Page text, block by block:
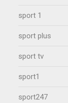
sport 1
sport plus
sport tv
sport1
sport247